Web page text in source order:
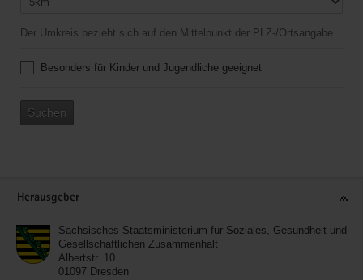
Der Umkreis bezieht sich auf den Mittelpunkt der PLZ-/Ortsangabe.
Besonders für Kinder und Jugendliche geeignet
Suchen
Herausgeber
Sächsisches Staatsministerium für Soziales, Gesundheit und
Gesellschaftlichen Zusammenhalt
Albertstr. 10
01097 Dresden